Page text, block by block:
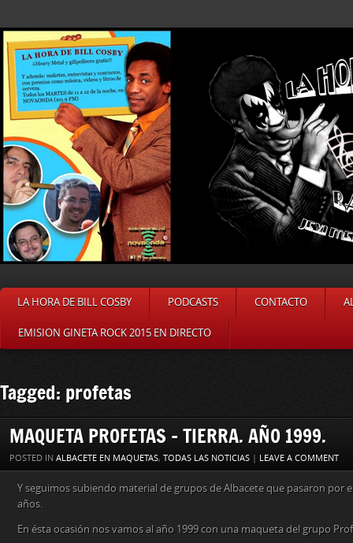
LA HORA DE BILL COSBY PODCASTS CONTACTO
EMISION GINETA ROCK 2015 EN DIRECTO
Tagged: profetas
MAQUETA PROFETAS – TIERRA. AÑO 1999.
POSTED IN ALBACETE EN MAQUETAS, TODAS LAS NOTICIAS | LEAVE A COMMENT
Y seguimos subiendo material de grupos de Albacete que pasaron por
años.
En ésta ocasión nos vamos al año 1999 con una maqueta del grupo